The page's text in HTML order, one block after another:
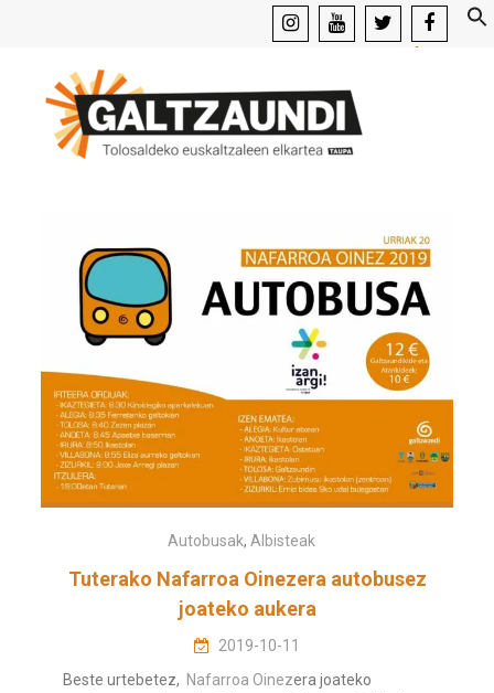
facebook
Autobusak, Albisteak
Tuterako Nafarroa Oinezera autobusez
joateko aukera
2019-10-11
Beste urtebetez, Nafarroa Oinezera joateko